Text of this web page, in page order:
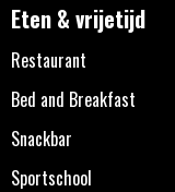
Eten & vrijetijd
Restaurant
Bed and Breakfast
Snackbar
Sportschool